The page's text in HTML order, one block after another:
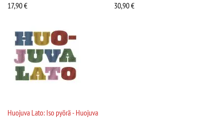
17,90€
30,90€
Huojuva Lato: Iso pyörä - Huojuva